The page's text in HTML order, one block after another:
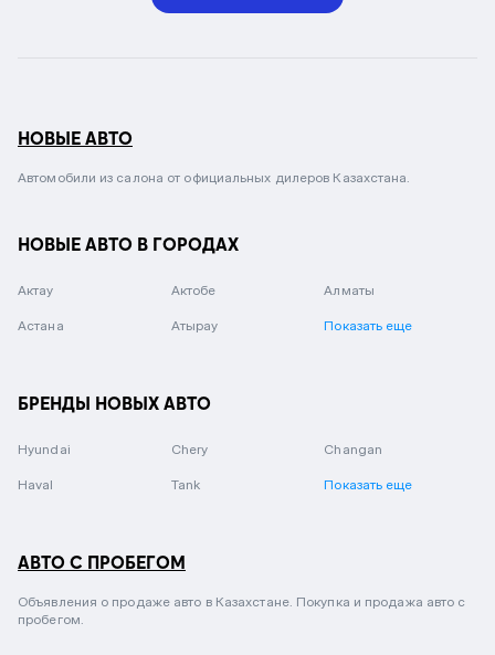
НОВЫЕ АВТО
Автомобили из салона от официальных дилеров Казахстана.
НОВЫЕ АВТО В ГОРОДАХ
Актау Актобе Алматы
Астана Атырау Показать еще
БРЕНДЫ НОВЫХ АВТО
Hyundai Chery Changan
Haval Tank Показать еще
АВТО С ПРОБЕГОМ
Объявления о продаже авто в Казахстане. Покупка и продажа авто с
пробегом.